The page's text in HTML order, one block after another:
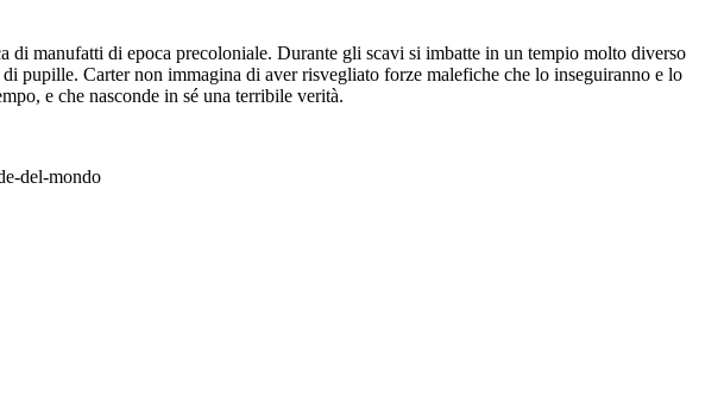
di manufatti di epoca precoloniale. Durante gli scavi si imbatte in un tempio molto diverso
pupille. Carter non immagina di aver risvegliato forze malefiche che lo inseguiranno e lo
e che nasconde in sé una terribile verità.
del-mondo